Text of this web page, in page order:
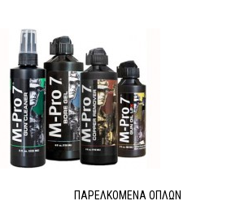
ΠΑΡΕΛΚΌΜΕΝΑ ΌΠΛΩΝ